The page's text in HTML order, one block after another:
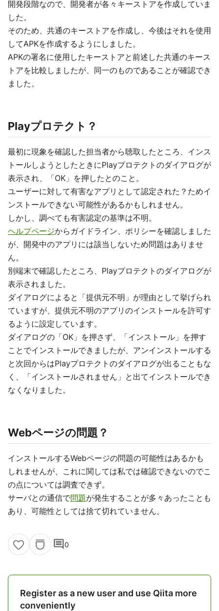
開発段階なので、開発者が各々キーストアを作成していま
した。
そのため、共通のキーストアを作成し、今後はそれを使用
してAPKを作成するようにしました。
APKの署名に使用したキーストアと前述した共通のキース
トアを比較しましたが、同一のものであることが確認でき
ました。
Playプロテクト？
最初に現象を確認した担当者から聴取したところ、インス
トールしようとしたときにPlayプロテクトのダイアログが
表示され、「OK」を押したとのこと。
ユーザーに対して有害なアプリとして認定された？ためイ
ンストールできない可能性があるかもしれません。
しかし、調べても有害認定の基準は不明。
ヘルプページからガイドライン、ポリシーを確認しました
が、開発中のアプリには該当しないため問題はありませ
ん。
別端末で確認したところ、Playプロテクトのダイアログが
表示されました。
ダイアログによると「提供元不明」が理由として挙げられ
ていますが、提供元不明のアプリのインストールを許可す
るように設定しています。
ダイアログの「OK」を押さず、「インストール」を押す
ことでインストールできましたが、アンインストールする
と次回からはPlayプロテクトのダイアログが出ることもな
く、「インストールされません」と出てインストールでき
なくなりました。
Webページの問題？
インストールするWebページの問題の可能性はあるかも
しれませんが、これに関しては私では確認できないのでこ
の点については調査できず。
サーバとの通信で問題が発生することが多々あったことも
あり、可能性としては捨て切れていません。
comment0
Register as a new user and use Qiita more
conveniently